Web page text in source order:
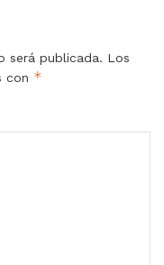
será publicada. Los
con *